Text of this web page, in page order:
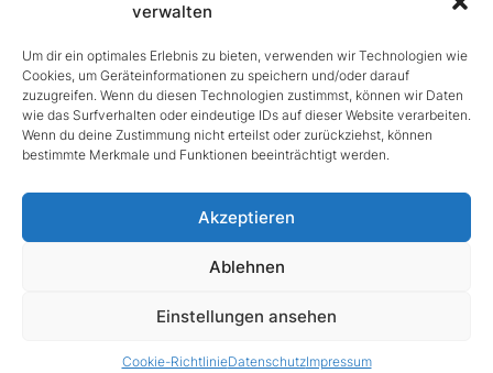
verwalten
Um dir ein optimales Erlebnis zu bieten, verwenden wir Technologien wie
Cookies, um Geräteinformationen zu speichern und/oder darauf
zuzugreifen. Wenn du diesen Technologien zustimmst, können wir Daten
wie das Surfverhalten oder eindeutige IDs auf dieser Website verarbeiten.
Wenn du deine Zustimmung nicht erteilst oder zurückziehst, können
bestimmte Merkmale und Funktionen beeinträchtigt werden.
Akzeptieren
Ablehnen
Einstellungen ansehen
Cookie-RichtlinieDatenschutzImpressum
© 2026 TV Bad Iburg e.V.